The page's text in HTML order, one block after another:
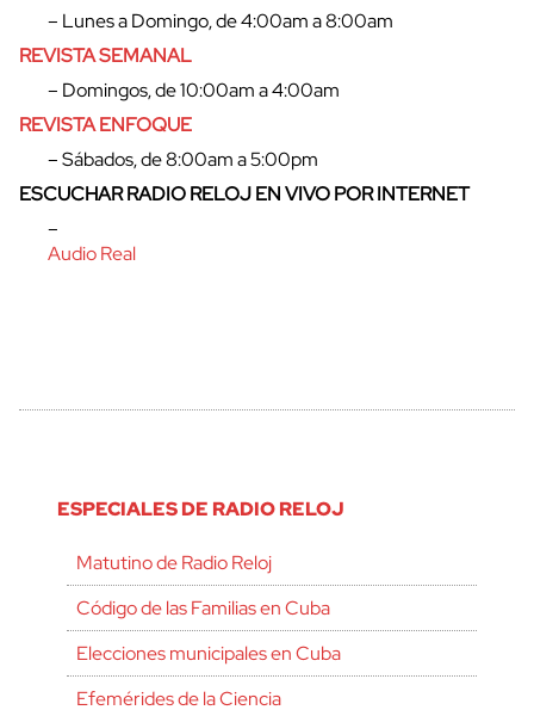
– Lunes a Domingo, de 4:00am a 8:00am
REVISTA SEMANAL
– Domingos, de 10:00am a 4:00am
REVISTA ENFOQUE
– Sábados, de 8:00am a 5:00pm
ESCUCHAR RADIO RELOJ EN VIVO POR INTERNET
–
Audio Real
ESPECIALES DE RADIO RELOJ
Matutino de Radio Reloj
Código de las Familias en Cuba
Elecciones municipales en Cuba
Efemérides de la Ciencia